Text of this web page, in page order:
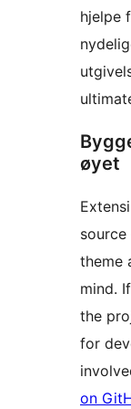
hjelpe
øyet
theme
mind.
the
for
on